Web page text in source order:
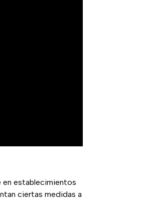
en establecimientos
ciertas medidas a